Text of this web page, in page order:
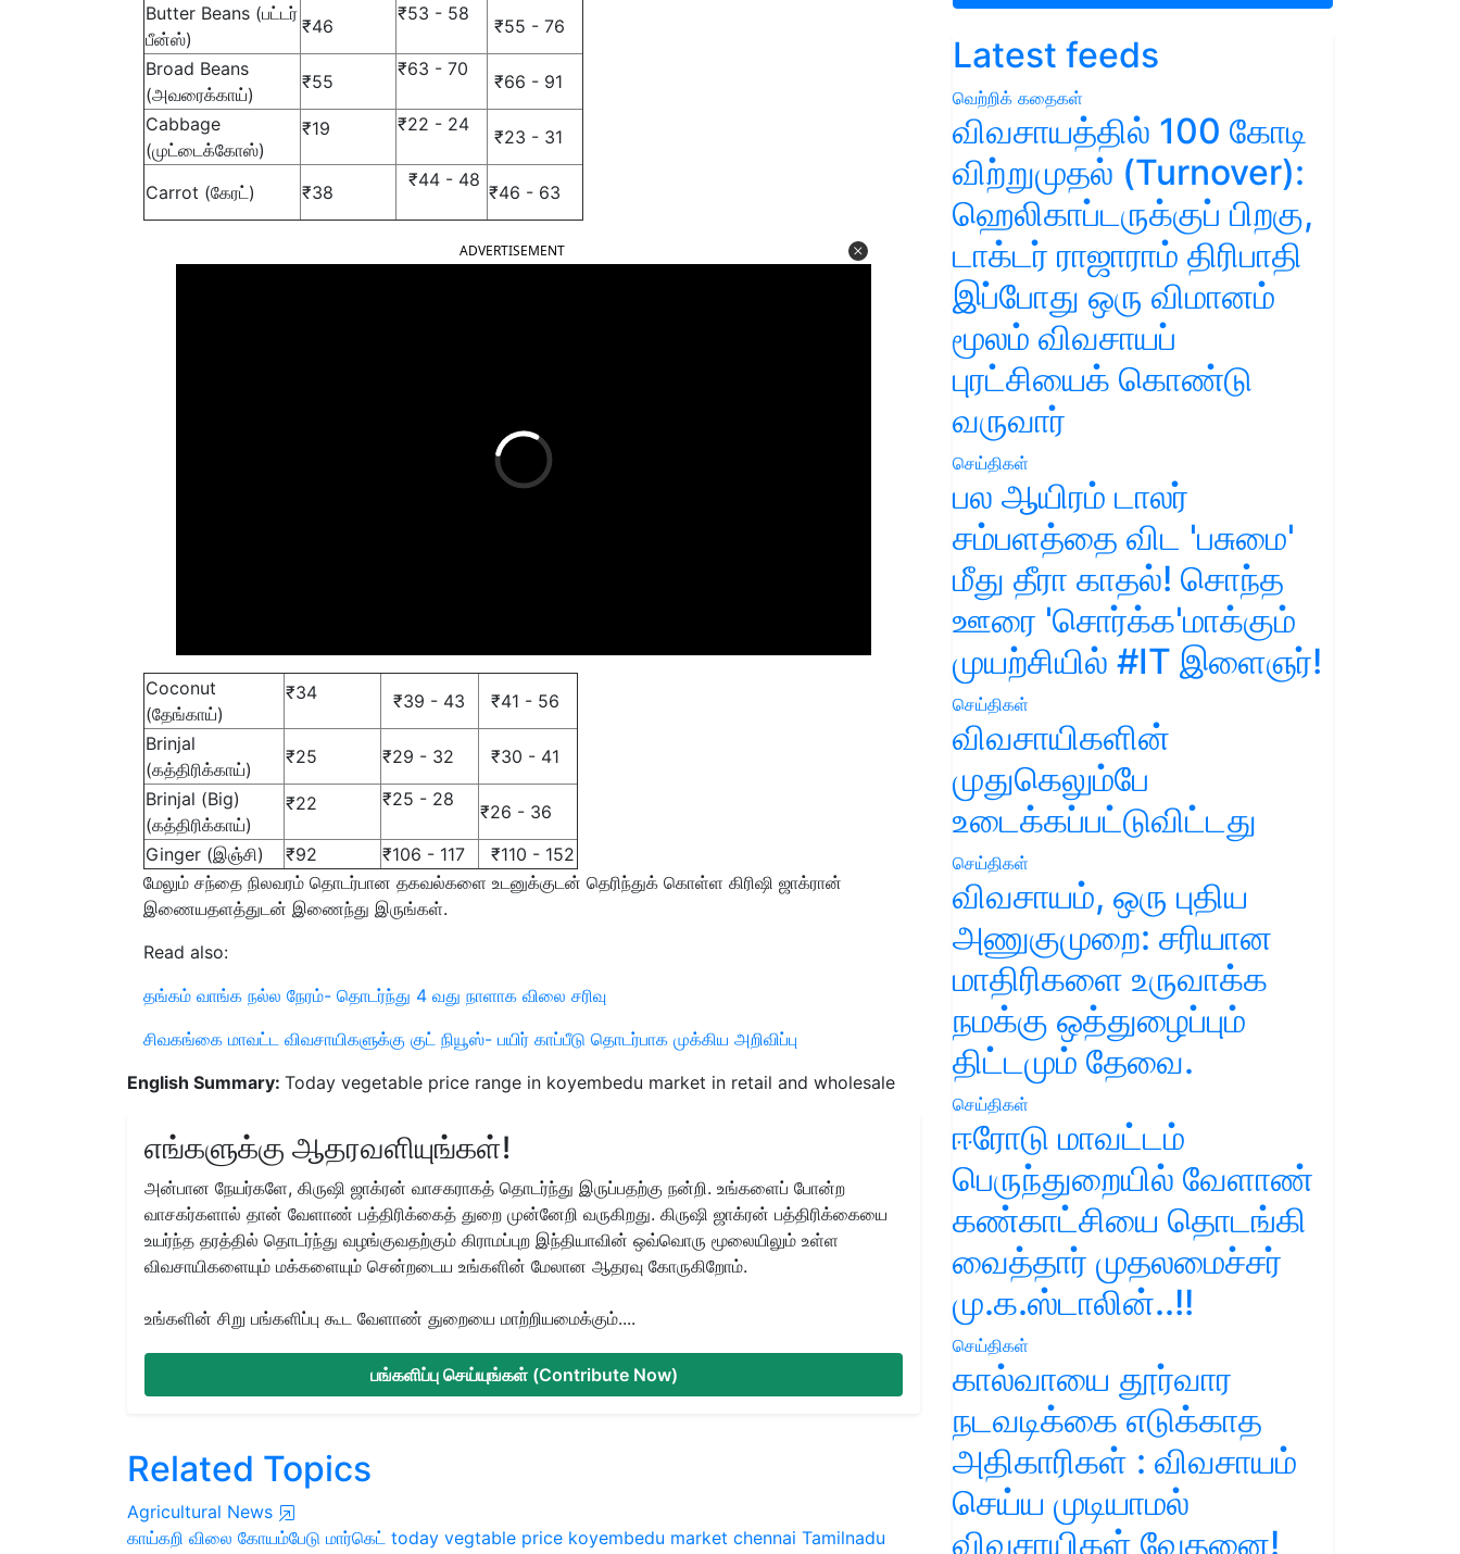
Butter Beans (பட்டர்
பீன்ஸ்)
₹46
₹53 - 58
₹55 - 76
Broad Beans
(அவரைக்காய்)
₹55
₹63 - 70
₹66 - 91
Cabbage
(முட்டைக்கோஸ்)
₹19 ₹22 - 24
₹23 - 31
Carrot (கேரட்) ₹38
₹44 - 48
₹46 - 63
ADVERTISEMENT
Coconut
(தேங்காய்)
₹34 ₹39 - 43
₹41 - 56
Brinjal
(கத்திரிக்காய்)
₹25 ₹29 - 32
₹30 - 41
Brinjal (Big)
(கத்திரிக்காய்)
₹22 ₹25 - 28
₹26 - 36
Ginger (இஞ்சி)
₹92 ₹106 - 117
₹110 - 152
மேலும் சந்தை நிலவரம் தொடர்பான தகவல்களை உடனுக்குடன் தெரிந்துக் கொள்ள கிரிஷி ஜாக்ரான்
இணையதளத்துடன் இணைந்து இருங்கள்.
Read also:
தங்கம் வாங்க நல்ல நேரம்- தொடர்ந்து 4 வது நாளாக விலை சரிவு
சிவகங்கை மாவட்ட விவசாயிகளுக்கு குட் நியூஸ்- பயிர் காப்பீடு தொடர்பாக முக்கிய அறிவிப்பு
English Summary: Today vegetable price range in koyembedu market in retail and wholesale
எங்களுக்கு ஆதரவளியுங்கள்!
அன்பான நேயர்களே, கிருஷி ஜாக்ரன் வாசகராகத் தொடர்ந்து இருப்பதற்கு நன்றி. உங்களைப் போன்ற
வாசகர்களால் தான் வேளாண் பத்திரிக்கைத் துறை முன்னேறி வருகிறது. கிருஷி ஜாக்ரன் பத்திரிக்கையை
உயர்ந்த தரத்தில் தொடர்ந்து வழங்குவதற்கும் கிராமப்புற இந்தியாவின் ஒவ்வொரு மூலையிலும் உள்ள
விவசாயிகளையும் மக்களையும் சென்றடைய உங்களின் மேலான ஆதரவு கோருகிறோம்.
உங்களின் சிறு பங்களிப்பு கூட வேளாண் துறையை மாற்றியமைக்கும்....
பங்களிப்பு செய்யுங்கள் (Contribute Now)
Related Topics
Agricultural News
காய்கறி விலை கோயம்பேடு மார்கெட் today vegtable price koyembedu market chennai Tamilnadu
Latest feeds
வெற்றிக் கதைகள்
விவசாயத்தில் 100 கோடி
விற்றுமுதல் (Turnover):
ஹெலிகாப்டருக்குப் பிறகு,
டாக்டர் ராஜாராம் திரிபாதி
இப்போது ஒரு விமானம்
மூலம் விவசாயப்
புரட்சியைக் கொண்டு
வருவார்
செய்திகள்
பல ஆயிரம் டாலர்
சம்பளத்தை விட 'பசுமை'
மீது தீரா காதல்! சொந்த
ஊரை 'சொர்க்க'மாக்கும்
முயற்சியில் #IT இளைஞர்!
செய்திகள்
விவசாயிகளின்
முதுகெலும்பே
உடைக்கப்பட்டுவிட்டது
செய்திகள்
விவசாயம், ஒரு புதிய
அணுகுமுறை: சரியான
மாதிரிகளை உருவாக்க
நமக்கு ஒத்துழைப்பும்
திட்டமும் தேவை.
செய்திகள்
ஈரோடு மாவட்டம்
பெருந்துறையில் வேளாண்
கண்காட்சியை தொடங்கி
வைத்தார் முதலமைச்சர்
மு.க.ஸ்டாலின்..!!
செய்திகள்
கால்வாயை தூர்வார
நடவடிக்கை எடுக்காத
அதிகாரிகள் : விவசாயம்
செய்ய முடியாமல்
விவசாயிகள் வேதனை!